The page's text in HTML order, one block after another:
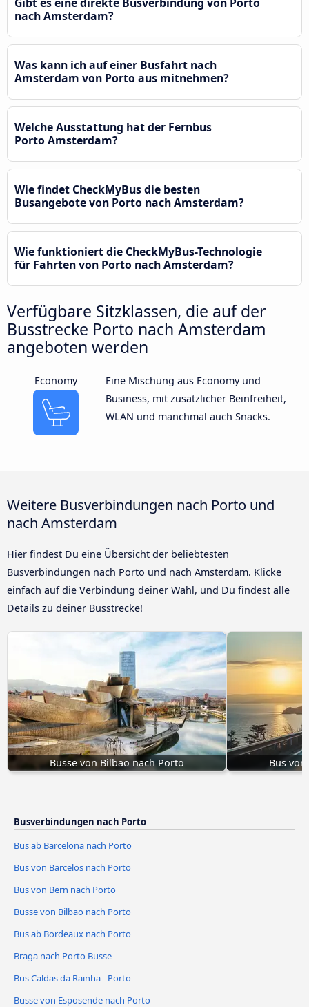
nach Amsterdam?
Was kann ich auf einer Busfahrt nach
Amsterdam von Porto aus mitnehmen?
Welche Ausstattung hat der Fernbus
Porto Amsterdam?
Wie findet CheckMyBus die besten
Busangebote von Porto nach Amsterdam?
Wie funktioniert die CheckMyBus-Technologie
für Fahrten von Porto nach Amsterdam?
Verfügbare Sitzklassen, die auf der
Busstrecke Porto nach Amsterdam
angeboten werden
Economy
Eine Mischung aus Economy und
Business, mit zusätzlicher Beinfreiheit,
WLAN und manchmal auch Snacks.
Weitere Busverbindungen nach Porto und
nach Amsterdam
Hier findest Du eine Übersicht der beliebtesten
Busverbindungen nach Porto und nach Amsterdam. Klicke
einfach auf die Verbindung deiner Wahl, und Du findest alle
Details zu deiner Busstrecke!
Busse von Bilbao nach Porto Bus
Busverbindungen nach Porto
Bus ab Barcelona nach Porto
Bus von Barcelos nach Porto
Bus von Bern nach Porto
Busse von Bilbao nach Porto
Bus ab Bordeaux nach Porto
Braga nach Porto Busse
Bus Caldas da Rainha - Porto
Busse von Esposende nach Porto